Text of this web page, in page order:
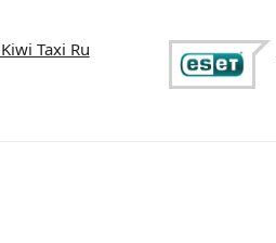
Taxi Ru